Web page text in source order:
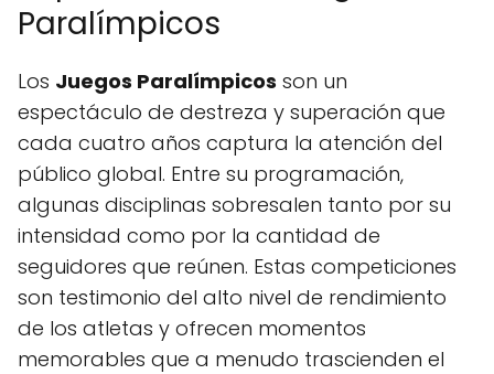
Paralímpicos
Los Juegos Paralímpicos son un
espectáculo de destreza y superación que
cada cuatro años captura la atención del
público global. Entre su programación,
algunas disciplinas sobresalen tanto por su
intensidad como por la cantidad de
seguidores que reúnen. Estas competiciones
son testimonio del alto nivel de rendimiento
de los atletas y ofrecen momentos
memorables que a menudo trascienden el